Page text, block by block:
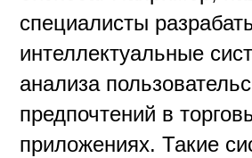
специалисты
интеллектуальные
анализа
предпочтений в
приложениях. Такие